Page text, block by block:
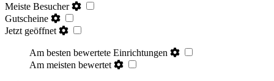
Meiste Besucher
Gutscheine
Jetzt geöffnet
Am besten bewertete Einrichtungen
Am meisten bewertet